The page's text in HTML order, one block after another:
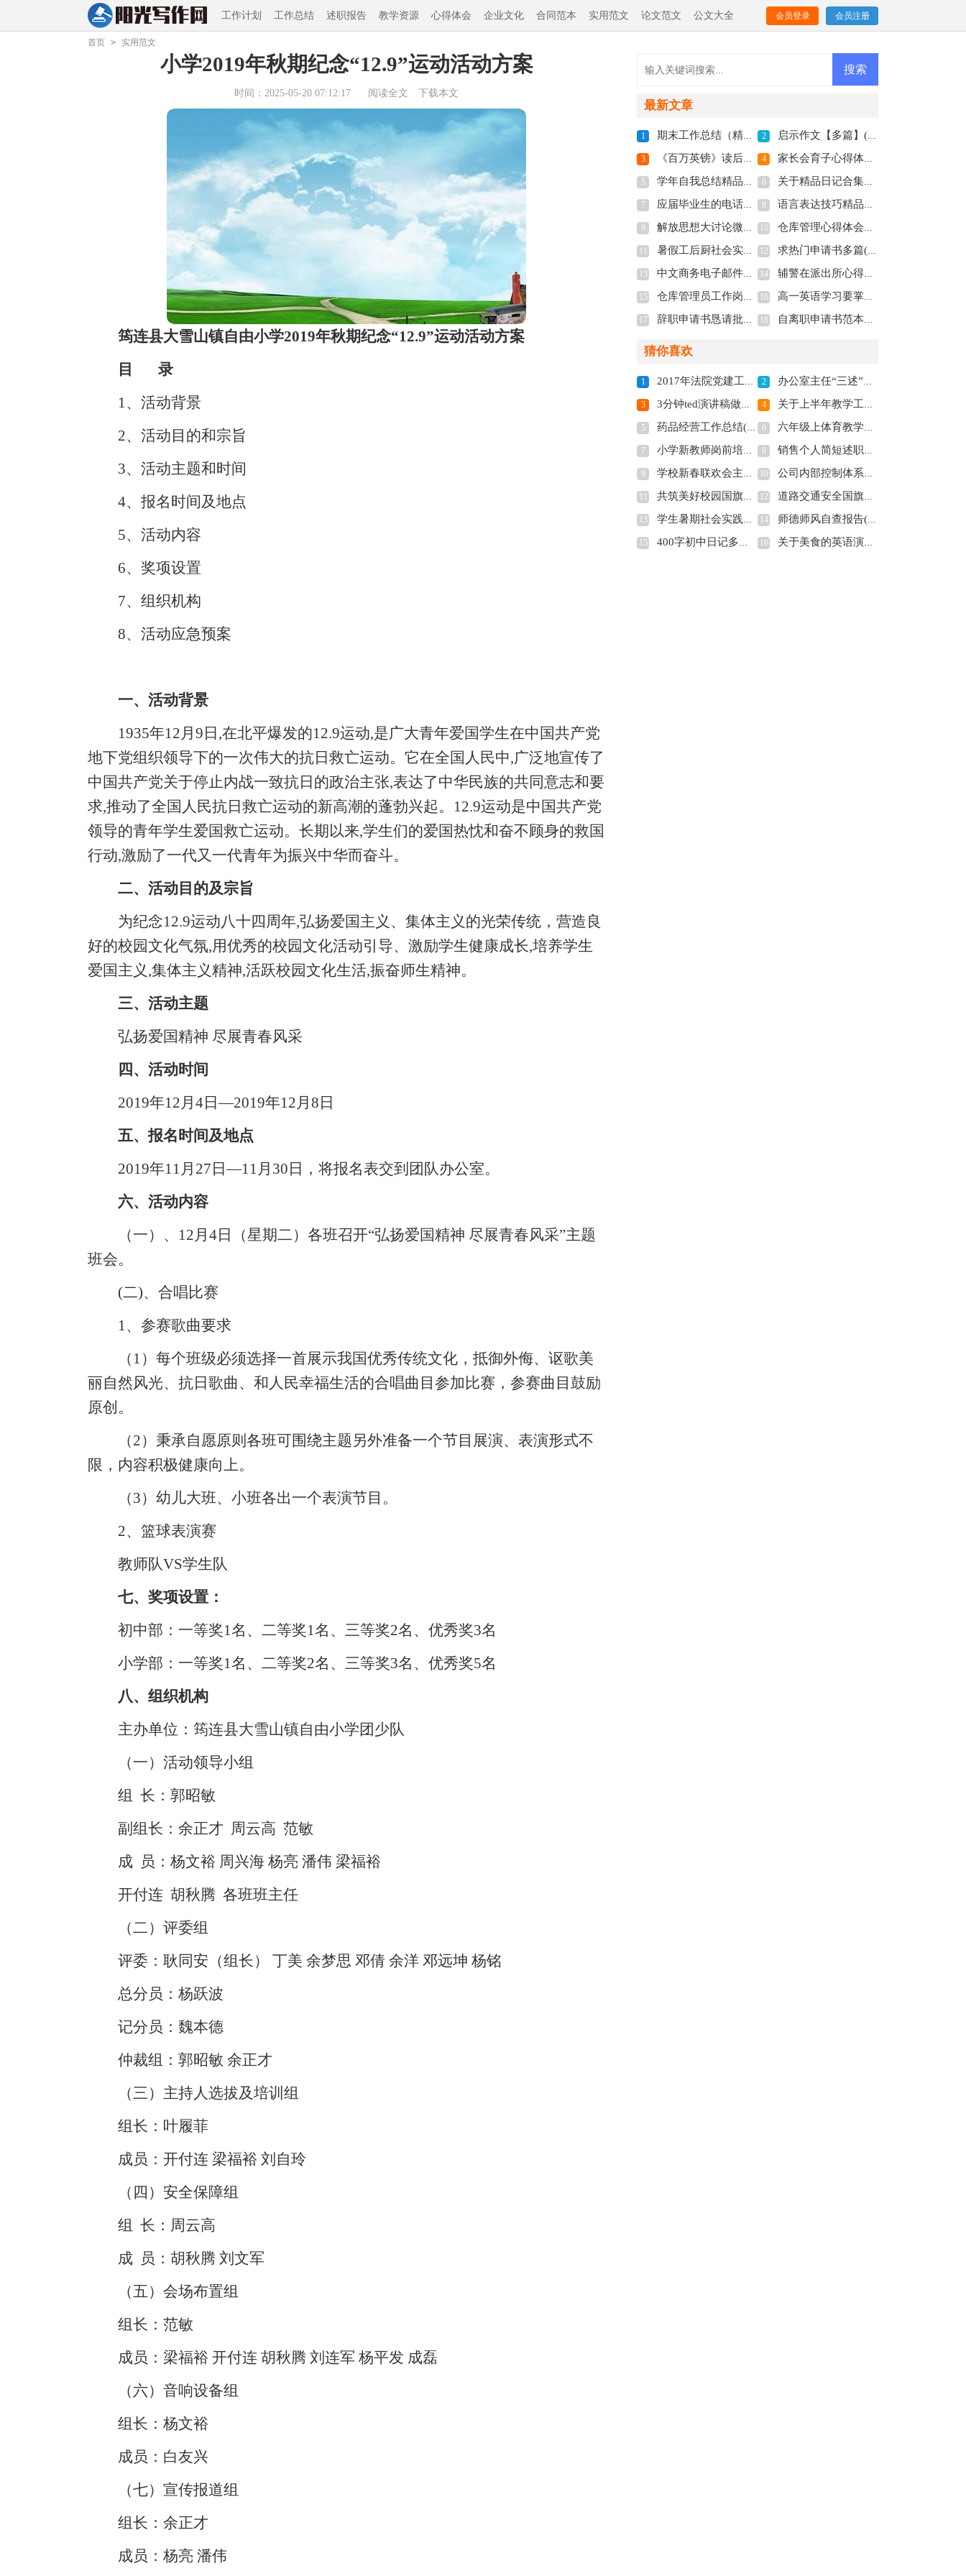
工作计划 工作总结 述职报告 教学资源 心得体会 企业文化 合同范本 实用范文 论文范文 公文大全 会员登录 会员注册
首页 > 实用范文
小学2019年秋期纪念“12.9”运动活动方案
时间：2025-05-20 07:12:17 阅读全文 下载本文
筠连县大雪山镇自由小学2019年秋期纪念“12.9”运动活动方案
目 录
1、活动背景
2、活动目的和宗旨
3、活动主题和时间
4、报名时间及地点
5、活动内容
6、奖项设置
7、组织机构
8、活动应急预案
一、活动背景
1935年12月9日,在北平爆发的12.9运动,是广大青年爱国学生在中国共产党
地下党组织领导下的一次伟大的抗日救亡运动。它在全国人民中,广泛地宣传了
中国共产党关于停止内战一致抗日的政治主张,表达了中华民族的共同意志和要
求,推动了全国人民抗日救亡运动的新高潮的蓬勃兴起。12.9运动是中国共产党
领导的青年学生爱国救亡运动。长期以来,学生们的爱国热忱和奋不顾身的救国
行动,激励了一代又一代青年为振兴中华而奋斗。
二、活动目的及宗旨
为纪念12.9运动八十四周年,弘扬爱国主义、集体主义的光荣传统，营造良
好的校园文化气氛,用优秀的校园文化活动引导、激励学生健康成长,培养学生
爱国主义,集体主义精神,活跃校园文化生活,振奋师生精神。
三、活动主题
弘扬爱国精神 尽展青春风采
四、活动时间
2019年12月4日—2019年12月8日
五、报名时间及地点
2019年11月27日—11月30日，将报名表交到团队办公室。
六、活动内容
（一）、12月4日（星期二）各班召开“弘扬爱国精神 尽展青春风采”主题
班会。
(二)、合唱比赛
1、参赛歌曲要求
（1）每个班级必须选择一首展示我国优秀传统文化，抵御外侮、讴歌美
丽自然风光、抗日歌曲、和人民幸福生活的合唱曲目参加比赛，参赛曲目鼓励
原创。
（2）秉承自愿原则各班可围绕主题另外准备一个节目展演、表演形式不
限，内容积极健康向上。
（3）幼儿大班、小班各出一个表演节目。
2、篮球表演赛
教师队VS学生队
七、奖项设置：
初中部：一等奖1名、二等奖1名、三等奖2名、优秀奖3名
小学部：一等奖1名、二等奖2名、三等奖3名、优秀奖5名
八、组织机构
主办单位：筠连县大雪山镇自由小学团少队
（一）活动领导小组
组 长：郭昭敏
副组长：余正才 周云高 范敏
成 员：杨文裕 周兴海 杨亮 潘伟 梁福裕
开付连 胡秋腾 各班班主任
（二）评委组
评委：耿同安（组长） 丁美 余梦思 邓倩 余洋 邓远坤 杨铭
总分员：杨跃波
记分员：魏本德
仲裁组：郭昭敏 余正才
（三）主持人选拔及培训组
组长：叶履菲
成员：开付连 梁福裕 刘自玲
（四）安全保障组
组 长：周云高
成 员：胡秋腾 刘文军
（五）会场布置组
组长：范敏
成员：梁福裕 开付连 胡秋腾 刘连军 杨平发 成磊
（六）音响设备组
组长：杨文裕
成员：白友兴
（七）宣传报道组
组长：余正才
成员：杨亮 潘伟
最新文章
1 期末工作总结（精彩多篇）(全文共5521字) 2 启示作文【多篇】(全文共1400字)
3 《百万英镑》读后感精品多篇(全文共5067字) 4 家长会育子心得体会优质多篇(全文共7714字)
5 学年自我总结精品精彩多篇(全文共8656字) 6 关于精品日记合集多篇(全文共4526字)
7 应届毕业生的电话面试技巧分享(全文共3555字) 8 语言表达技巧精品多篇(全文共9049字)
9 解放思想大讨论微党课讲稿(全文共1336字) 10 仓库管理心得体会（合集6篇）(全文共11031字)
暑假工后厨社会实践报告新版多篇(全文共8094字) 12 求热门申请书多篇(全文共3968字)
13 中文商务电子邮件格式（通用多篇）(全文共2381字) 14 辅警在派出所心得体会多篇(全文共7685字)
15 仓库管理员工作岗位职责（精品多篇）(全文共1764字) 16 高一英语学习要掌握哪些部分(全文共959字)
17 辞职申请书恳请批准【精品多篇】(全文共1993字) 18 自离职申请书范本多篇(全文共4524字)
猜你喜欢
1 2017年法院党建工作总结范文_法院党建工作总结2017(全文共5784字) 2 办公室主任“三述”报告(全文共2002字)
3 3分钟ted演讲稿做自己多篇(全文共5020字) 4 关于上半年教学工作总结汇编七篇(全文共11588字)
5 药品经营工作总结(精选多篇)(全文共8098字) 6 六年级上体育教学计划(全文共3486字)
7 小学新教师岗前培训心得工作总结(全文共4085字) 8 销售个人简短述职报告6篇(全文共8491字)
9 学校新春联欢会主持词(全文共7103字) 10 公司内部控制体系评价报告(全文共6454字)
共筑美好校园国旗下讲话稿(全文共4366字) 12 道路交通安全国旗下演讲话稿(全文共2634字)
13 学生暑期社会实践总结(全文共21451字) 14 师德师风自查报告(全文共10969字)
15 400字初中日记多篇(全文共2944字) 16 关于美食的英语演讲稿多篇(全文共1078字)